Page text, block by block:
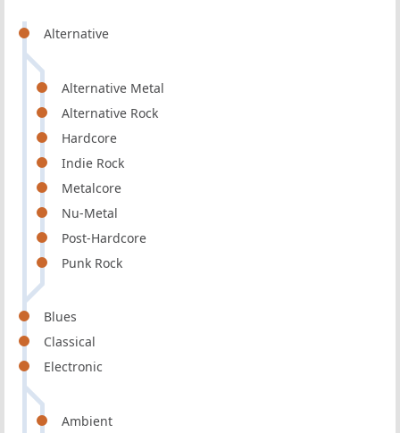
Alternative
Alternative Metal
Alternative Rock
Hardcore
Indie Rock
Metalcore
Nu-Metal
Post-Hardcore
Punk Rock
Blues
Classical
Electronic
Ambient